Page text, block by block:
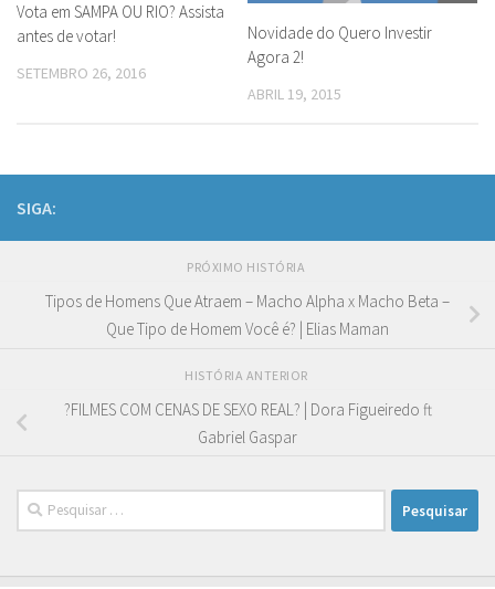
Vota em SAMPA OU RIO? Assista
antes de votar!
SETEMBRO 26, 2016
Novidade do Quero Investir
Agora 2!
ABRIL 19, 2015
SIGA:
PRÓXIMO HISTÓRIA
Tipos de Homens Que Atraem – Macho Alpha x Macho Beta –
Que Tipo de Homem Você é? | Elias Maman
HISTÓRIA ANTERIOR
?FILMES COM CENAS DE SEXO REAL? | Dora Figueiredo ft
Gabriel Gaspar
Pesquisar
por: